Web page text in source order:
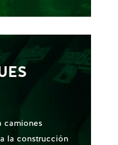
camiones
la construcción